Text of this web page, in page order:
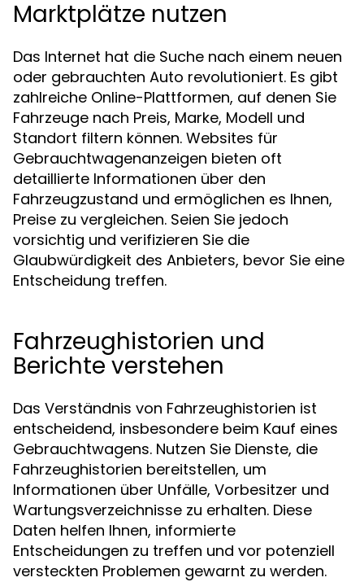
Marktplätze nutzen
Das Internet hat die Suche nach einem neuen
oder gebrauchten Auto revolutioniert. Es gibt
zahlreiche Online-Plattformen, auf denen Sie
Fahrzeuge nach Preis, Marke, Modell und
Standort filtern können. Websites für
Gebrauchtwagenanzeigen bieten oft
detaillierte Informationen über den
Fahrzeugzustand und ermöglichen es Ihnen,
Preise zu vergleichen. Seien Sie jedoch
vorsichtig und verifizieren Sie die
Glaubwürdigkeit des Anbieters, bevor Sie eine
Entscheidung treffen.
Fahrzeughistorien und
Berichte verstehen
Das Verständnis von Fahrzeughistorien ist
entscheidend, insbesondere beim Kauf eines
Gebrauchtwagens. Nutzen Sie Dienste, die
Fahrzeughistorien bereitstellen, um
Informationen über Unfälle, Vorbesitzer und
Wartungsverzeichnisse zu erhalten. Diese
Daten helfen Ihnen, informierte
Entscheidungen zu treffen und vor potenziell
versteckten Problemen gewarnt zu werden.